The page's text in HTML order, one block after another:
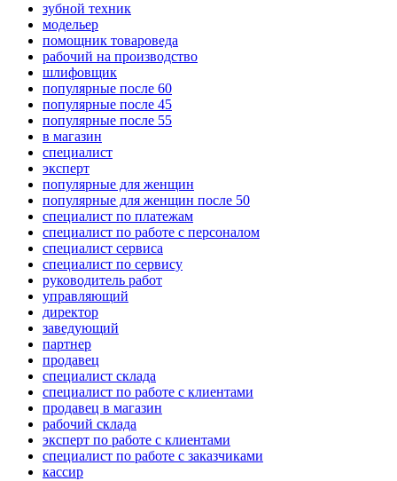
зубной техник
модельер
помощник товароведа
рабочий на производство
шлифовщик
популярные после 60
популярные после 45
популярные после 55
в магазин
специалист
эксперт
популярные для женщин
популярные для женщин после 50
специалист по платежам
специалист по работе с персоналом
специалист сервиса
специалист по сервису
руководитель работ
управляющий
директор
заведующий
партнер
продавец
специалист склада
специалист по работе с клиентами
продавец в магазин
рабочий склада
эксперт по работе с клиентами
специалист по работе с заказчиками
кассир